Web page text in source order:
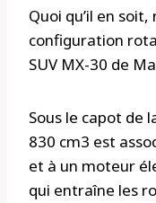
Quoi qu’il en
configuration
SUV MX-30 de
Sous le capot de
830 cm3 est
et à un moteur
qui entraîne les